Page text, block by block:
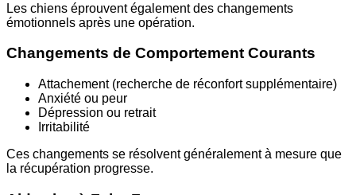
Les chiens éprouvent également des changements
émotionnels après une opération.
Changements de Comportement Courants
Attachement (recherche de réconfort supplémentaire)
Anxiété ou peur
Dépression ou retrait
Irritabilité
Ces changements se résolvent généralement à mesure que
la récupération progresse.